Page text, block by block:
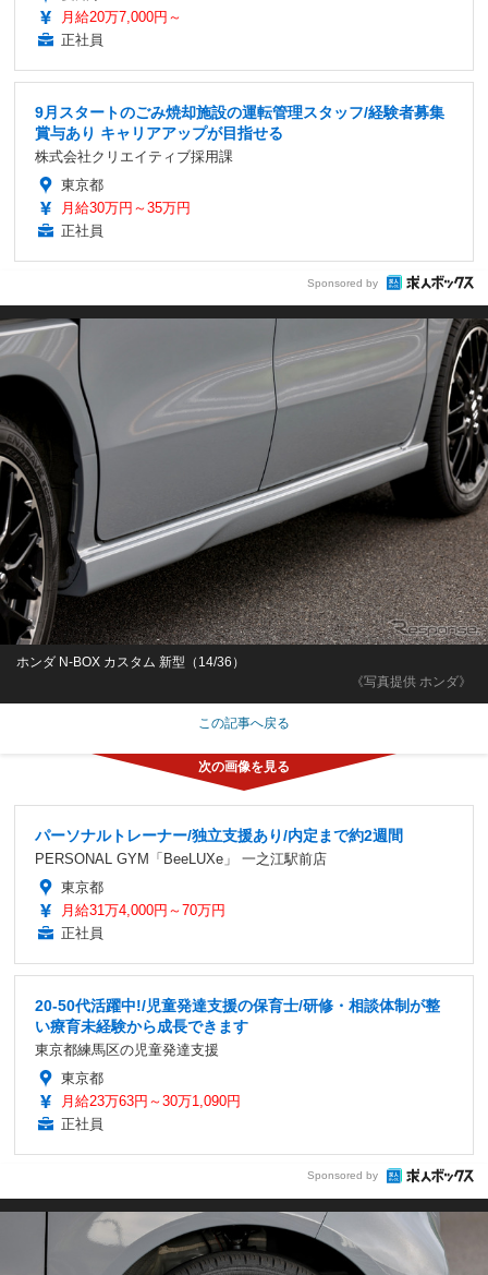
月給20万7,000円～
正社員
9月スタートのごみ焼却施設の運転管理スタッフ/経験者募集
賞与あり キャリアアップが目指せる
株式会社クリエイティブ採用課
東京都
月給30万円～35万円
正社員
Sponsored by
《写真提供 ホンダ》
ホンダ N-BOX カスタム 新型（14/36）
この記事へ戻る
パーソナルトレーナー/独立支援あり/内定まで約2週間
PERSONAL GYM「BeeLUXe」 一之江駅前店
東京都
月給31万4,000円～70万円
正社員
20-50代活躍中!/児童発達支援の保育士/研修・相談体制が整
い療育未経験から成長できます
東京都練馬区の児童発達支援
東京都
月給23万63円～30万1,090円
正社員
Sponsored by